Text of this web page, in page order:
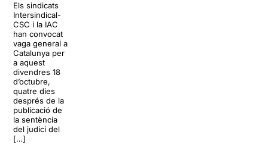
Els sindicats
Intersindical-
CSC i la IAC
han convocat
vaga general a
Catalunya per
a aquest
divendres 18
d’octubre,
quatre dies
després de la
publicació de
la sentència
del judici del
[…]